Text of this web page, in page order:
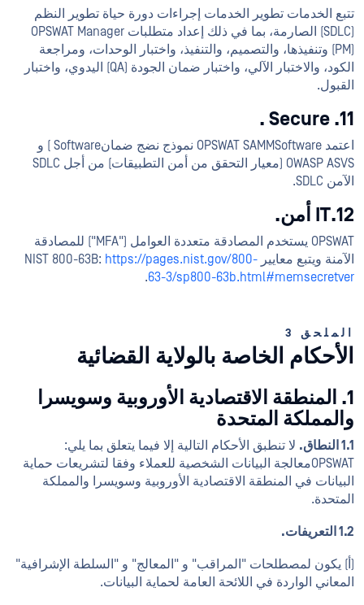
تتبع الخدمات تطوير الخدمات إجراءات دورة حياة تطوير النظم
(SDLC) الصارمة، بما في ذلك إعداد متطلبات OPSWAT Manager
(PM) وتنفيذها، والتصميم، والتنفيذ، واختبار الوحدات، ومراجعة
الكود، والاختبار الآلي، واختبار ضمان الجودة (QA) اليدوي، واختبار
القبول.
11. Secure .
اعتمد OPSWAT SAMMSoftware نموذج نضج ضمانSoftware ) و
OWASP ASVS (معيار التحقق من أمن التطبيقات) من أجل SDLC
الآمن SDLC.
12.IT أمن.
OPSWAT يستخدم المصادقة متعددة العوامل ("MFA") للمصادقة
الآمنة ويتبع معايير NIST 800-63B: https://pages.nist.gov/800-
63-3/sp800-63b.html#memsecretver
.
الملحق 3
الأحكام الخاصة بالولاية القضائية
1. المنطقة الاقتصادية الأوروبية وسويسرا
والمملكة المتحدة
1.1 النطاق.
لا تنطبق الأحكام التالية إلا فيما يتعلق بما يلي:
OPSWATمعالجة البيانات الشخصية للعملاء وفقا لتشريعات حماية
البيانات في المنطقة الاقتصادية الأوروبية وسويسرا والمملكة
المتحدة.
1.2 التعريفات.
(أ) يكون لمصطلحات "المراقب" و "المعالج" و "السلطة الإشرافية"
المعاني الواردة في اللائحة العامة لحماية البيانات.